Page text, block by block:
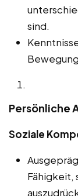
sind.
Persönliche
Soziale
Fähigkeit,